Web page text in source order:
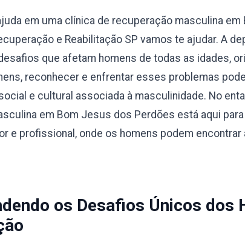
em uma clínica de recuperação masculina
e Reabilitação SP vamos te ajudar. A
que afetam homens de todas as idades,
reconhecer e enfrentar esses problemas
e cultural associada à masculinidade. No
em Bom Jesus dos Perdões está aqui
e profissional, onde os homens podem encontrar
os Desafios Únicos dos